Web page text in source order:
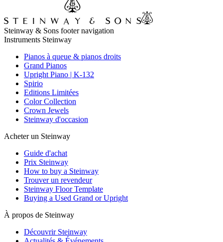
Steinway & Sons footer navigation
Instruments Steinway
Pianos à queue & pianos droits
Grand Pianos
Upright Piano | K-132
Spirio
Editions Limitées
Color Collection
Crown Jewels
Steinway d'occasion
Acheter un Steinway
Guide d'achat
Prix Steinway
How to buy a Steinway
Trouver un revendeur
Steinway Floor Template
Buying a Used Grand or Upright
À propos de Steinway
Découvrir Steinway